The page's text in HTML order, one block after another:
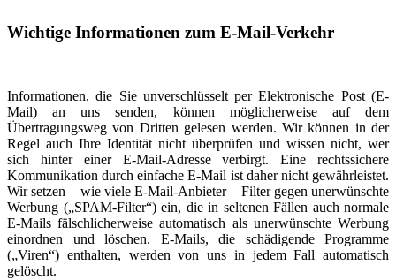
Wichtige Informationen zum E-Mail-Verkehr
Informationen, die Sie unverschlüsselt per Elektronische Post (E-
Mail) an uns senden, können möglicherweise auf dem
Übertragungsweg von Dritten gelesen werden. Wir können in der
Regel auch Ihre Identität nicht überprüfen und wissen nicht, wer
sich hinter einer E-Mail-Adresse verbirgt. Eine rechtssichere
Kommunikation durch einfache E-Mail ist daher nicht gewährleistet.
Wir setzen – wie viele E-Mail-Anbieter – Filter gegen unerwünschte
Werbung („SPAM-Filter“) ein, die in seltenen Fällen auch normale
E-Mails fälschlicherweise automatisch als unerwünschte Werbung
einordnen und löschen. E-Mails, die schädigende Programme
(„Viren“) enthalten, werden von uns in jedem Fall automatisch
gelöscht.